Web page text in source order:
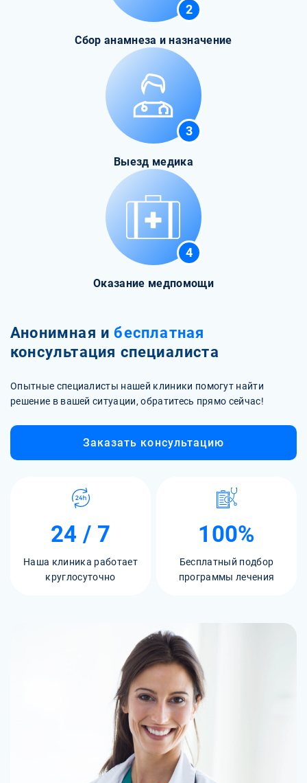
2
Сбор анамнеза и назначение
3
Выезд медика
4
Оказание медпомощи
Анонимная и бесплатная
консультация специалиста
Опытные специалисты нашей клиники помогут найти
решение в вашей ситуации, обратитесь прямо сейчас!
Заказать консультацию
24 / 7
Наша клиника работает
круглосуточно
100%
Бесплатный подбор
программы лечения